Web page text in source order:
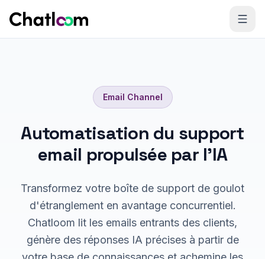
Email Channel
Automatisation du support
email propulsée par l'IA
Transformez votre boîte de support de goulot
d'étranglement en avantage concurrentiel.
Chatloom lit les emails entrants des clients,
génère des réponses IA précises à partir de